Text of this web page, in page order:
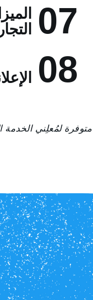
07
08
متوفرة لمُعلِني